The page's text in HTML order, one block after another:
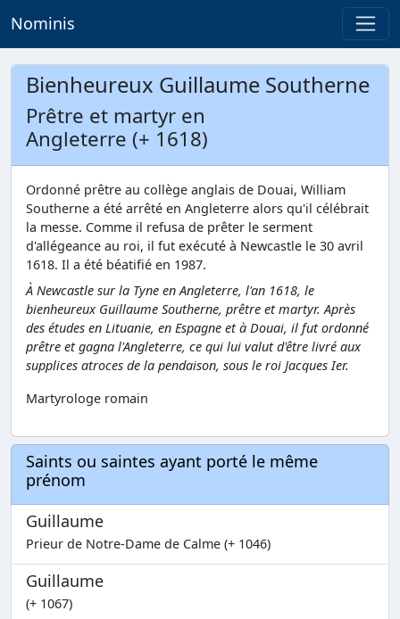
Nominis
Bienheureux Guillaume Southerne
Prêtre et martyr en
Angleterre (+ 1618)
Ordonné prêtre au collège anglais de Douai, William
Southerne a été arrêté en Angleterre alors qu'il célébrait
la messe. Comme il refusa de prêter le serment
d'allégeance au roi, il fut exécuté à Newcastle le 30 avril
1618. Il a été béatifié en 1987.
À Newcastle sur la Tyne en Angleterre, l'an 1618, le
bienheureux Guillaume Southerne, prêtre et martyr. Après
des études en Lituanie, en Espagne et à Douai, il fut ordonné
prêtre et gagna l'Angleterre, ce qui lui valut d'être livré aux
supplices atroces de la pendaison, sous le roi Jacques Ier.
Martyrologe romain
Saints ou saintes ayant porté le même
prénom
Guillaume
Prieur de Notre-Dame de Calme (+ 1046)
Guillaume
(+ 1067)